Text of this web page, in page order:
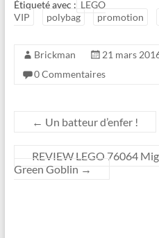
Étiqueté avec : LEGO
VIP
polybag promotion
Brickman 21 mars
0 Commentaires
← Un batteur d’enfer !
REVIEW LEGO 76064
Green Goblin →